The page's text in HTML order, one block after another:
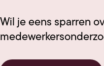
Wil je eens sparren